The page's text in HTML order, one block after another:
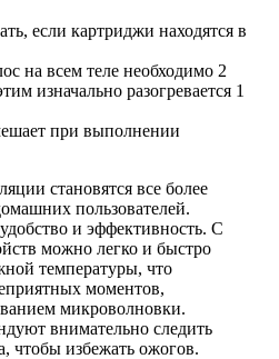
если картриджи находятся в
на всем теле необходимо 2
изначально разогревается 1
при выполнении
становятся все более
пользователей.
и эффективность. С
можно легко и быстро
температуры, что
моментов,
микроволновки.
внимательно следить
чтобы избежать ожогов.